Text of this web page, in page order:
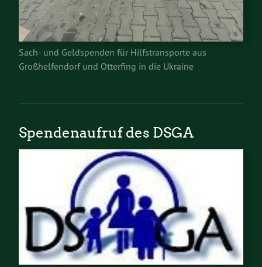
Sach- und Geldspenden für Hilfstransporte aus
Großhelfendorf und Otterfing in die Ukraine
Spendenaufruf des DSGA